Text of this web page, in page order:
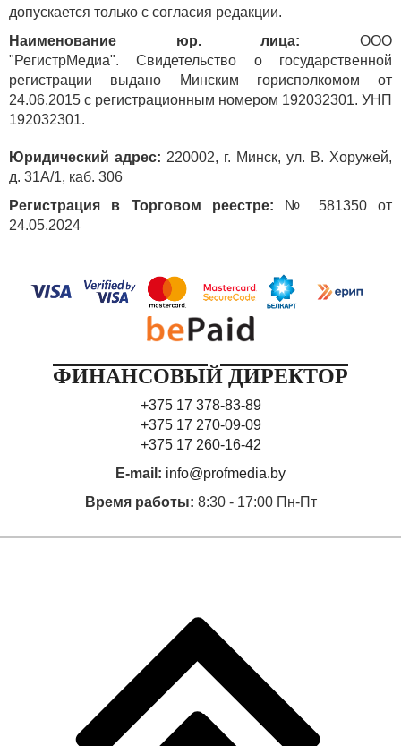
допускается только с согласия редакции.
Наименование юр. лица: ООО
"РегистрМедиа". Свидетельство о государственной
регистрации выдано Минским горисполкомом от
24.06.2015 с регистрационным номером 192032301. УНП
192032301.
Юридический адрес: 220002, г. Минск, ул. В. Хоружей,
д. 31А/1, каб. 306
Регистрация в Торговом реестре: № 581350 от
24.05.2024
ФИНАНСОВЫЙ ДИРЕКТОР
+375 17 378-83-89
+375 17 270-09-09
+375 17 260-16-42
E-mail: info@profmedia.by
Время работы: 8:30 - 17:00 Пн-Пт